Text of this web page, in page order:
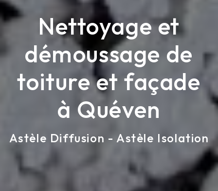
Nettoyage et
démoussage de
toiture et façade
à Quéven
Astèle Diffusion - Astèle Isolation